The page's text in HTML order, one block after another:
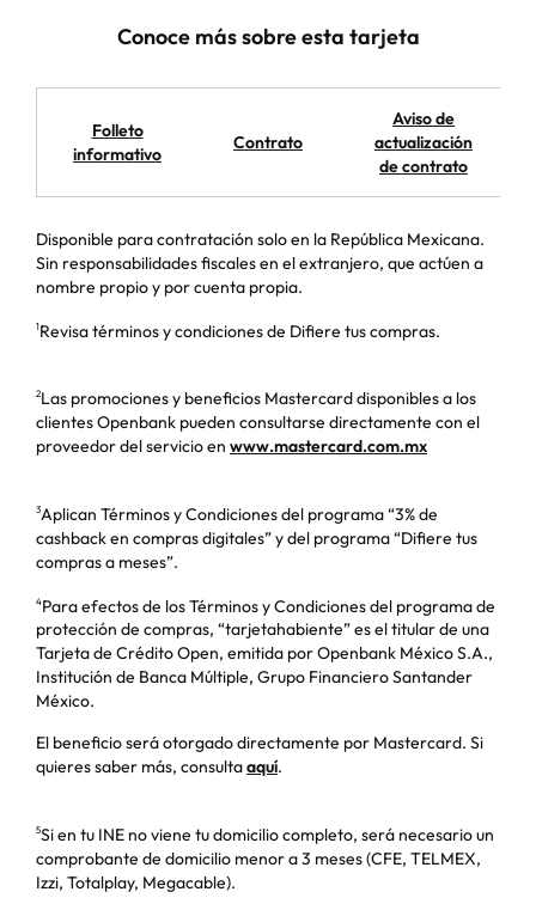
Conoce más sobre esta tarjeta
Folleto
informativo
Contrato
Aviso de
actualización
de contrato
Disponible para contratación solo en la República Mexicana.
Sin responsabilidades fiscales en el extranjero, que actúen a
nombre propio y por cuenta propia.
1Revisa términos y condiciones de Difiere tus compras.
2Las promociones y beneficios Mastercard disponibles a los
clientes Openbank pueden consultarse directamente con el
proveedor del servicio en www.mastercard.com.mx
3Aplican Términos y Condiciones del programa “3% de
cashback en compras digitales” y del programa “Difiere tus
compras a meses”.
4Para efectos de los Términos y Condiciones del programa de
protección de compras, “tarjetahabiente” es el titular de una
Tarjeta de Crédito Open, emitida por Openbank México S.A.,
Institución de Banca Múltiple, Grupo Financiero Santander
México.
El beneficio será otorgado directamente por Mastercard. Si
quieres saber más, consultaaquí.
5Si en tu INE no viene tu domicilio completo, será necesario un
comprobante de domicilio menor a 3 meses (CFE, TELMEX,
Izzi, Totalplay, Megacable).